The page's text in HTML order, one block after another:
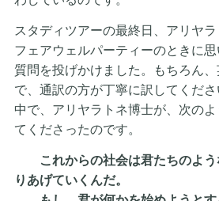
スタディツアーの最終日、アリヤラ
フェアウェルパーティーのときに
質問を投げかけました。もちろん
で、通訳の方が丁寧に訳してくだ
中で、アリヤラトネ博士が、次の
てくださったのです。
これからの社会は君たちのよう
りあげていくんだ。